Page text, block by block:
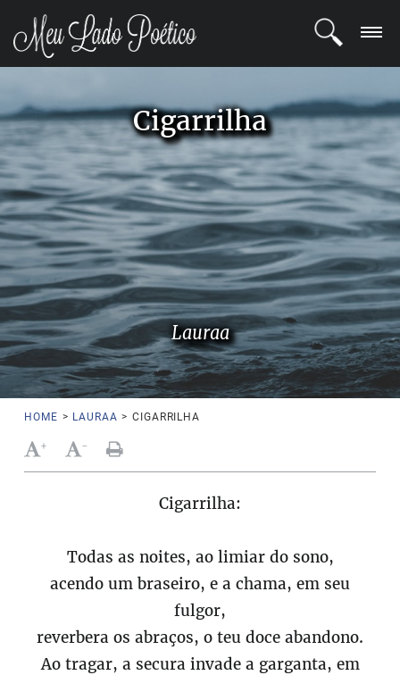
REGISTRO
POETAS
BLOG
COMUNIDADE
Cigarrilha
Lauraa
HOME > LAURAA > CIGARRILHA
+ -
Cigarrilha:
Todas as noites, ao limiar do sono,
acendo um braseiro, e a chama, em seu
fulgor,
reverbera os abraços, o teu doce abandono.
Ao tragar, a secura invade a garganta, em